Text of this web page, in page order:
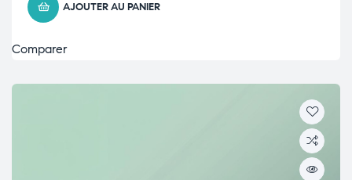
AJOUTER AU PANIER
Comparer